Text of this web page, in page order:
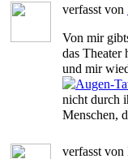
verfasst von
Von mir
das Theater
und mir
nicht durch
Menschen,
verfasst